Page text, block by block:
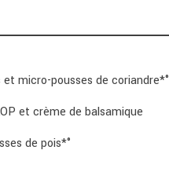
micro-pousses de coriandre*°
et crème de balsamique
de pois*°